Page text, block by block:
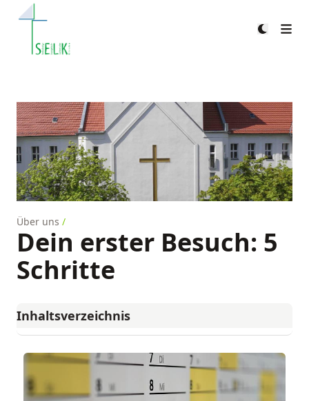
Zum Heiligen Kreuz
Über uns /
Dein erster Besuch: 5
Schritte
Inhaltsverzeichnis